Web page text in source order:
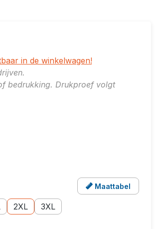
in de winkelwagen!
bedrukking. Drukproef volgt
Maattabel
maattabel voor dit product
L XL
2XL
Maatoptie: 2XL
3XL
Maatoptie: 3XL